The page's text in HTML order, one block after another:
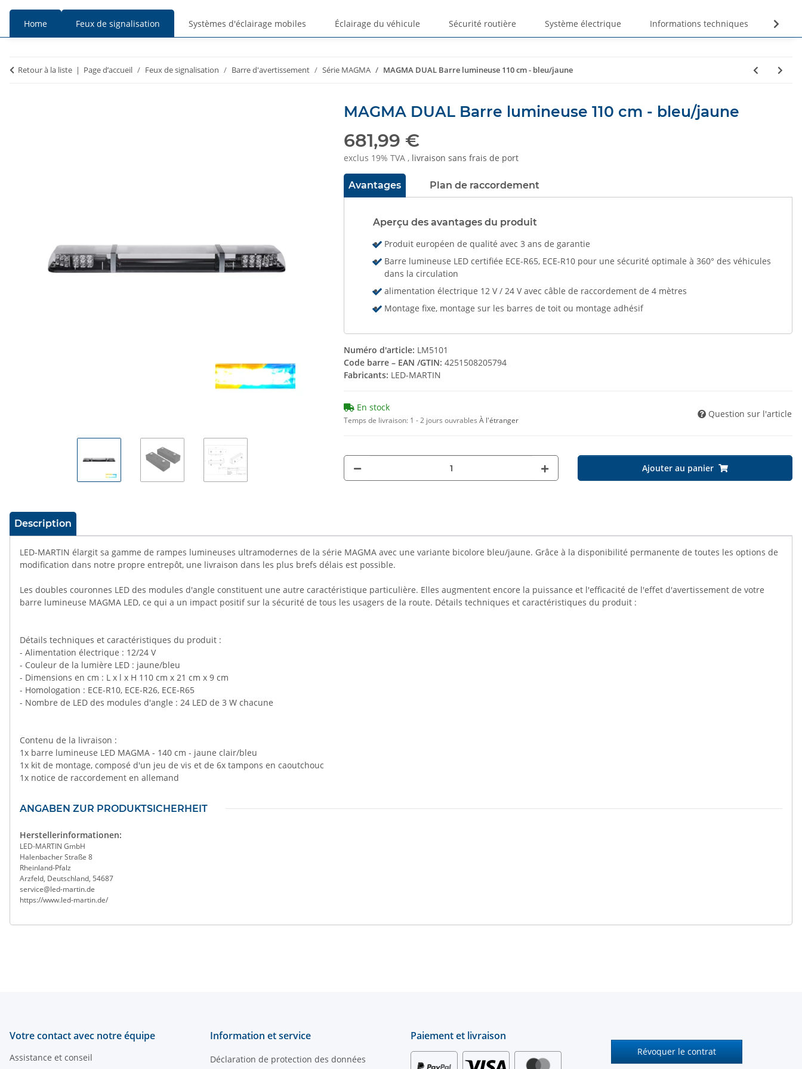
Home Feux de signalisation Systèmes d'éclairage mobiles Éclairage du véhicule Sécurité routière Système électrique Informations techniques
TTC
HT
Retour à la liste Page d’accueil Feux de signalisation Barre d'avertissement Série MAGMA MAGMA DUAL Barre lumineuse 110 cm - bleu/jaune
MAGMA DUAL Barre lumineuse 110 cm - bleu/jaune
681,99 €
exclus 19% TVA , livraison sans frais de port
Avantages Plan de raccordement
Aperçu des avantages du produit
Produit européen de qualité avec 3 ans de garantie
Barre lumineuse LED certifiée ECE-R65, ECE-R10 pour une sécurité optimale à 360° des véhicules
dans la circulation
alimentation électrique 12 V / 24 V avec câble de raccordement de 4 mètres
Montage fixe, montage sur les barres de toit ou montage adhésif
Numéro d'article: LM5101
Code barre – EAN /GTIN: 4251508205794
Fabricants: LED-MARTIN
En stock
Temps de livraison: 1 - 2 jours ouvrables À l'étranger
Question sur l'article
Ajouter au panier
#productDetails.showMoreTabs#
Description
LED-MARTIN élargit sa gamme de rampes lumineuses ultramodernes de la série MAGMA avec une variante bicolore bleu/jaune. Grâce à la disponibilité permanente de toutes les options de
modification dans notre propre entrepôt, une livraison dans les plus brefs délais est possible.
Les doubles couronnes LED des modules d'angle constituent une autre caractéristique particulière. Elles augmentent encore la puissance et l'efficacité de l'effet d'avertissement de votre
barre lumineuse MAGMA LED, ce qui a un impact positif sur la sécurité de tous les usagers de la route. Détails techniques et caractéristiques du produit :
Détails techniques et caractéristiques du produit :
- Alimentation électrique : 12/24 V
- Couleur de la lumière LED : jaune/bleu
- Dimensions en cm : L x l x H 110 cm x 21 cm x 9 cm
- Homologation : ECE-R10, ECE-R26, ECE-R65
- Nombre de LED des modules d'angle : 24 LED de 3 W chacune
Contenu de la livraison :
1x barre lumineuse LED MAGMA - 140 cm - jaune clair/bleu
1x kit de montage, composé d'un jeu de vis et de 6x tampons en caoutchouc
1x notice de raccordement en allemand
ANGABEN ZUR PRODUKTSICHERHEIT
Herstellerinformationen:
LED-MARTIN GmbH
Halenbacher Straße 8
Rheinland-Pfalz
Arzfeld, Deutschland, 54687
service@led-martin.de
https://www.led-martin.de/
Votre contact avec notre équipe
Assistance et conseil
Information et service
Déclaration de protection des données
Paiement et livraison
Révoquer le contrat